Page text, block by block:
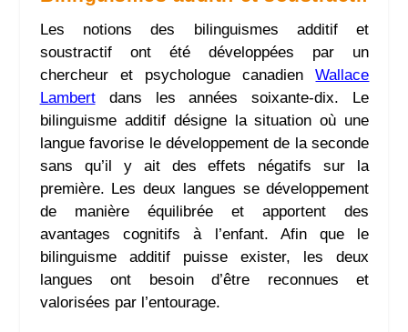
Les notions des bilinguismes additif et
soustractif ont été développées par un
chercheur et psychologue canadienWallace
Lambertdans les années soixante-dix. Le
bilinguisme additif désigne la situation où une
langue favorise le développement de la seconde
sans qu’il y ait des effets négatifs sur la
première. Les deux langues se développement
de manière équilibrée et apportent des
avantages cognitifs à l’enfant. Afin que le
bilinguisme additif puisse exister, les deux
langues ont besoin d’être reconnues et
valorisées par l’entourage.